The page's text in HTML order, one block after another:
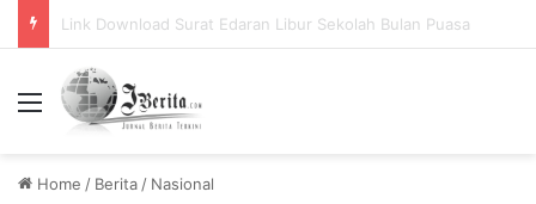
Menu
Home / Berita / Nasional